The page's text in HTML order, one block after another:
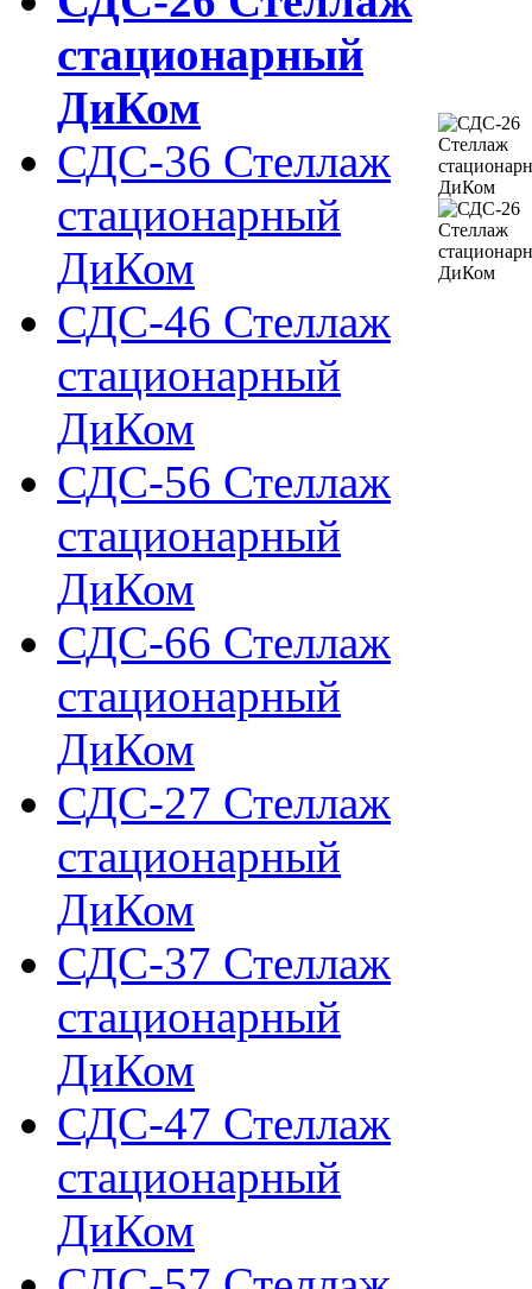
стационарный
ДиКом
СДС-36 Стеллаж
стационарный
ДиКом
СДС-46 Стеллаж
стационарный
ДиКом
СДС-56 Стеллаж
стационарный
ДиКом
СДС-66 Стеллаж
стационарный
ДиКом
СДС-27 Стеллаж
стационарный
ДиКом
СДС-37 Стеллаж
стационарный
ДиКом
СДС-47 Стеллаж
стационарный
ДиКом